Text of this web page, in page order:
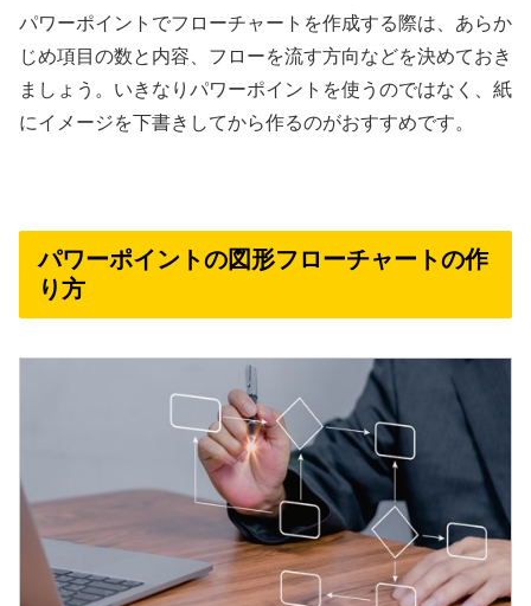
パワーポイントでフローチャートを作成する際は、あらか
じめ項目の数と内容、フローを流す方向などを決めておき
ましょう。いきなりパワーポイントを使うのではなく、紙
にイメージを下書きしてから作るのがおすすめです。
パワーポイントの図形フローチャートの作
り方